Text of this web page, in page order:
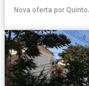
Nova oferta por